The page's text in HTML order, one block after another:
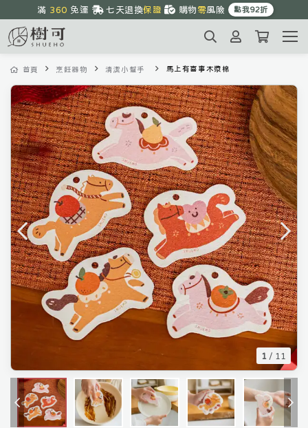
滿 360 免運 七天退換保證
購物 零風險
點我92折
首頁 烹飪器物 清潔小幫手 馬上有喜事木漿棉
1 / 11